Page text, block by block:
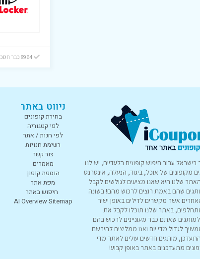
8964 כבר חסכו! 2 היום
עבור חיפוש קופונים בלעדיים, יש לנו
מקופונים של אוכל, ביגוד, הנעלה, אינטרנט
האתר שלנו היא שאנו מציעים לגולשים לקבל
שהם באמת רוצים לרכוש מהם! בשונה
אשר מקשרים לדילים באופן ישיר
באתר שלנו תוכלו לקבל את
שאתם כבר מעוניינים לרכוש בהם
לגדול מדי יום ואנו ממליצים להירשם
מותגים חדשים עולים לאתר מדי
מתעדכנים באתר באופן קבוע!
ניווט באתר
בחירת קופונים
לפי קטגוריה
לפי חנות / אתר
רשימת חנויות
צור קשר
מאמרים
הוספת קופון
מפת אתר
חיפוש באתר
AI Overview Sitemap